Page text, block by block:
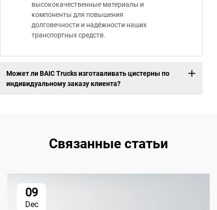
высококачественные материалы и
компоненты для повышения
долговечности и надёжности наших
транспортных средств.
Может ли BAIC Trucks изготавливать цистерны по
индивидуальному заказу клиента?
Связанные статьи
09
Dec